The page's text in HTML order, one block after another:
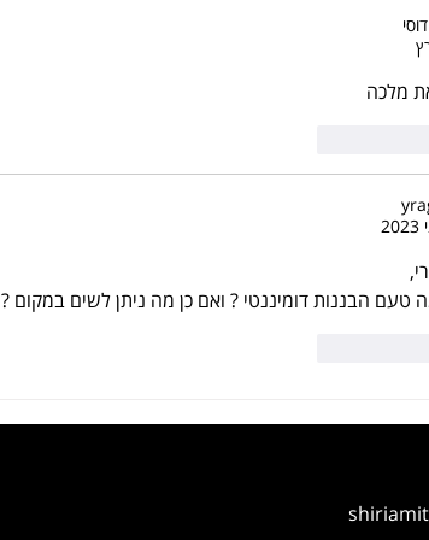
מלכה
טעם הבננות דומיננטי ? ואם כן מה ניתן לשים במקום ?